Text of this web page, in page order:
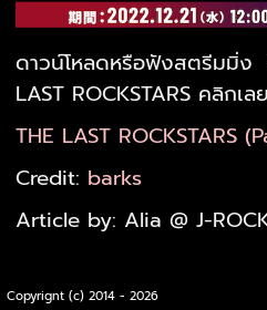
ดาวน์โหลดหรือฟังสตรีมมิ่
LAST ROCKSTARS คลิกเลย
THE LAST ROCKSTARS
Credit: barks
Article by: Alia @ J-
Copyrignt (c) 2014 - 2026